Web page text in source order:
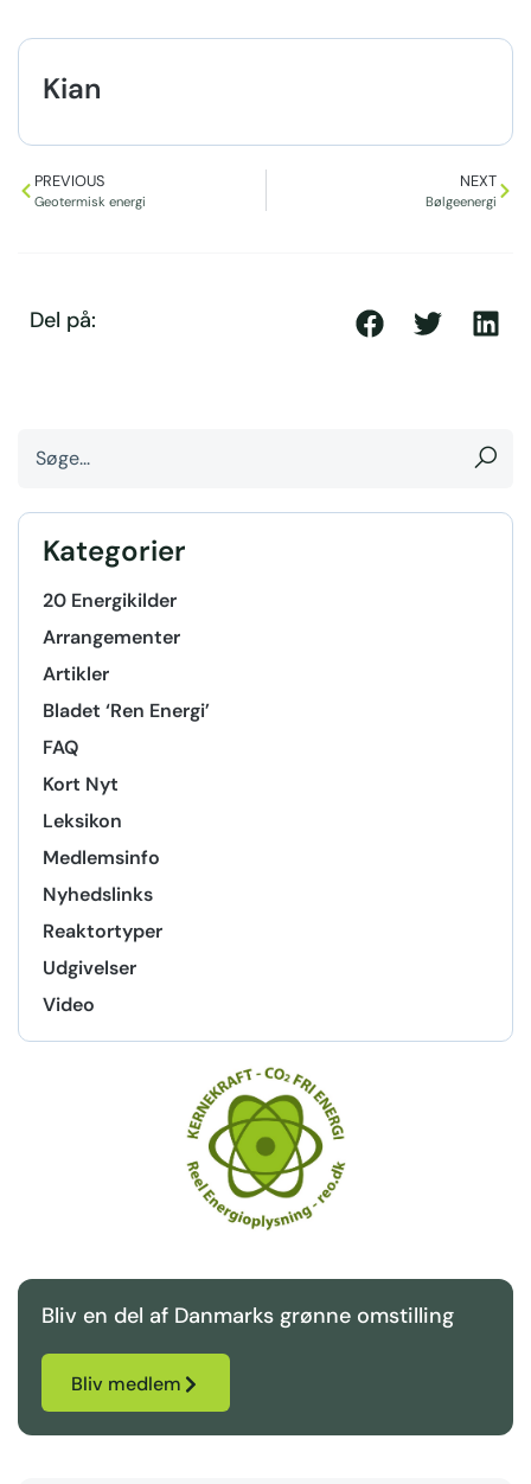
Kian
PREVIOUS
Geotermisk energi
NEXT
Bølgeenergi
Del på:
Kategorier
20 Energikilder
Arrangementer
Artikler
Bladet ‘Ren Energi’
FAQ
Kort Nyt
Leksikon
Medlemsinfo
Nyhedslinks
Reaktortyper
Udgivelser
Video
Bliv en del af Danmarks grønne omstilling
Bliv medlem